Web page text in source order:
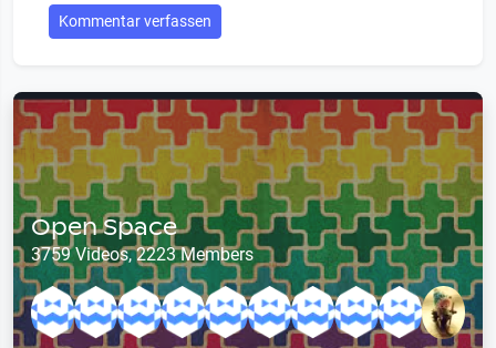
Kommentar verfassen
Open Space
3759 Videos, 2223 Members